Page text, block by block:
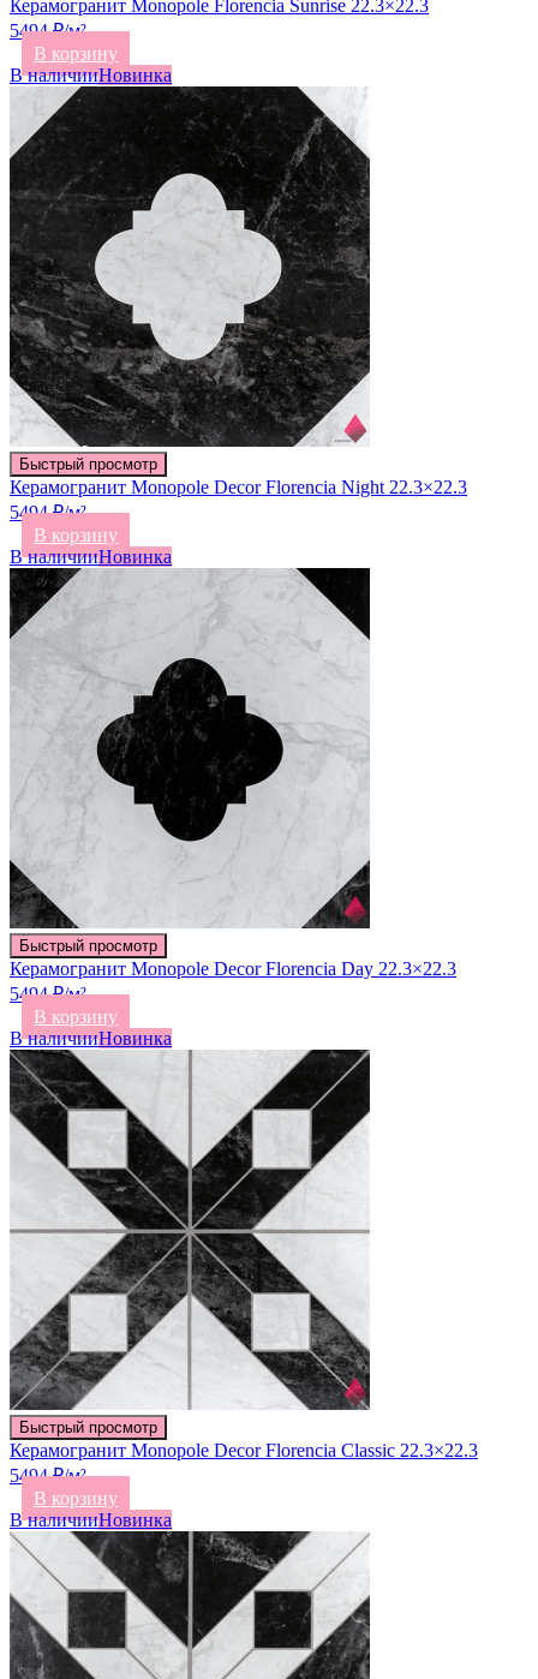
Керамогранит Monopole Florencia Sunrise 22.3×22.3
5494 ₽/м²
В корзину
В наличииНовинка
Быстрый просмотр
Керамогранит Monopole Decor Florencia Night 22.3×22.3
5494 ₽/м²
В корзину
В наличииНовинка
Быстрый просмотр
Керамогранит Monopole Decor Florencia Day 22.3×22.3
5494 ₽/м²
В корзину
В наличииНовинка
Быстрый просмотр
Керамогранит Monopole Decor Florencia Classic 22.3×22.3
5494 ₽/м²
В корзину
В наличииНовинка